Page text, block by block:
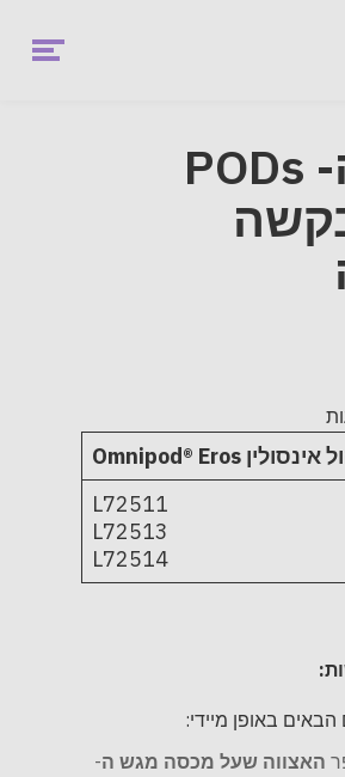
Menu
בדיקת ה- PODs
Omnipod® Eros אינסולין
L72511
L72513
L72514
באופן מיידי:
האצווה שעל מכסה מגש ה-